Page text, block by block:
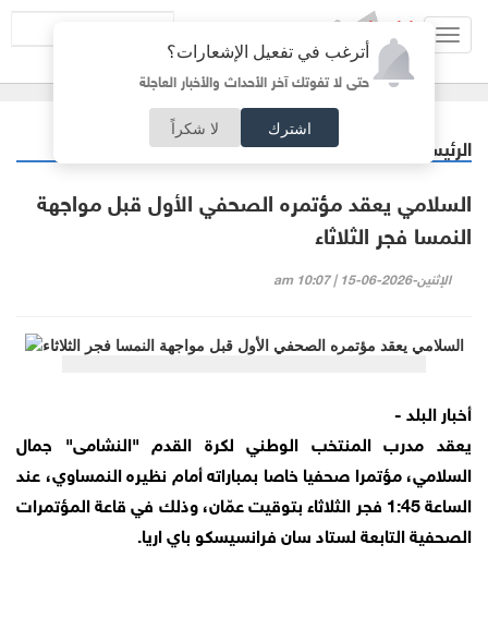
أترغب في تفعيل الإشعارات؟
حتى لا تفوتك آخر الأحداث والأخبار العاجلة
اشترك لا شكراً
الرئيسية
السلامي يعقد مؤتمره الصحفي الأول قبل مواجهة
النمسا فجر الثلاثاء
الإثنين-2026-06-15 | 10:07 am
أخبار البلد -
يعقد مدرب المنتخب الوطني لكرة القدم "النشامى" جمال
السلامي، مؤتمرا صحفيا خاصا بمباراته أمام نظيره النمساوي، عند
الساعة 1:45 فجر الثلاثاء بتوقيت عمّان، وذلك في قاعة المؤتمرات
الصحفية التابعة لستاد سان فرانسيسكو باي اريا.